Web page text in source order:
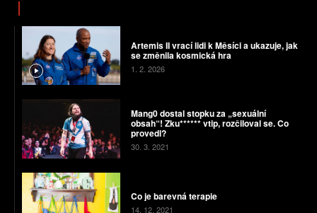
Artemis II vrací lidi k Měsíci a ukazuje, jak
se změnila kosmická hra
1. 2. 2026
Mang0 dostal stopku za „sexuální
obsah“! Zku****** vtip, rozčiloval se. Co
provedl?
30. 3. 2021
Co je barevná terapie
14. 12. 2021